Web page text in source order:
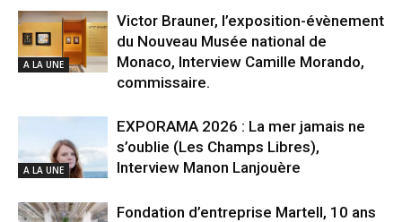
A LA UNE
Victor Brauner, l’exposition-évènement
du Nouveau Musée national de
Monaco, Interview Camille Morando,
commissaire.
A LA UNE
EXPORAMA 2026 : La mer jamais ne
s’oublie (Les Champs Libres),
Interview Manon Lanjouère
Fondation d’entreprise Martell, 10 ans